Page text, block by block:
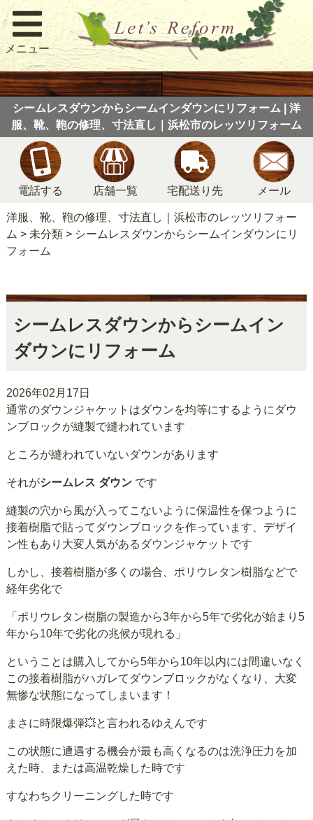
メニュー
シームレスダウンからシームインダウンにリフォーム | 洋
服、靴、鞄の修理、寸法直し｜浜松市のレッツリフォーム
電話する 店舗一覧 宅配送り先 メール
洋服、靴、鞄の修理、寸法直し｜浜松市のレッツリフォー
ム > 未分類> シームレスダウンからシームインダウンにリ
フォーム
シームレスダウンからシームイン
ダウンにリフォーム
2026年02月17日
通常のダウンジャケットはダウンを均等にするようにダウ
ンブロックが縫製で縫われています
ところが縫われていないダウンがあります
それがシームレス ダウン です
縫製の穴から風が入ってこないように保温性を保つように
接着樹脂で貼ってダウンブロックを作っています、デザイ
ン性もあり大変人気があるダウンジャケットです
しかし、接着樹脂が多くの場合、ポリウレタン樹脂などで
経年劣化で
「ポリウレタン樹脂の製造から3年から5年で劣化が始まり5
年から10年で劣化の兆候が現れる」
ということは購入してから5年から10年以内には間違いなく
この接着樹脂がハガレてダウンブロックがなくなり、大変
無惨な状態になってしまいます！
まさに時限爆弾💥と言われるゆえんです
この状態に遭遇する機会が最も高くなるのは洗浄圧力を加
えた時、または高温乾燥した時です
すなわちクリーニングした時です